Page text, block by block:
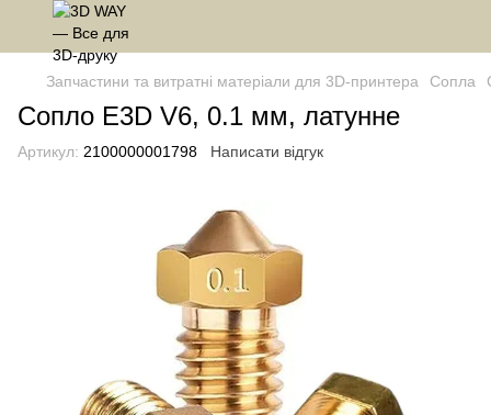
Запчастини та витратні матеріали для 3D-принтера Сопла
Сопло E3D V6, 0.1 мм, латунне
Артикул: 2100000001798 Написати відгук